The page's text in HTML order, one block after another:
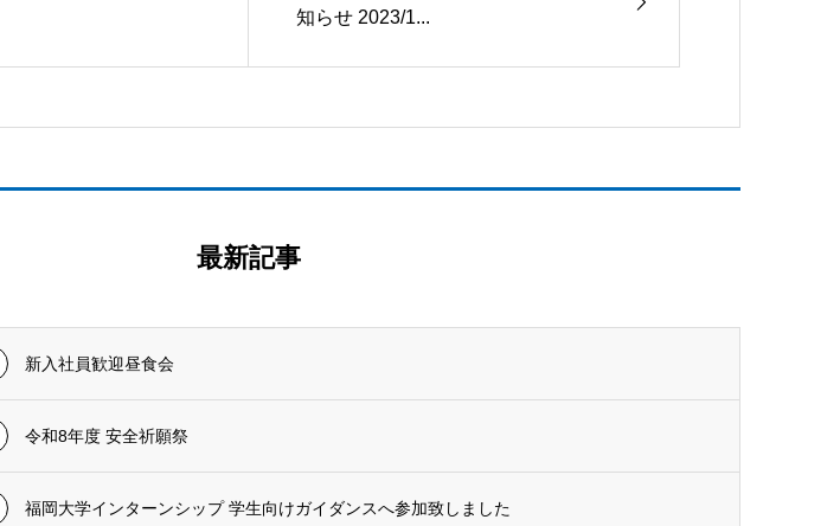
知らせ 2023/1...
最新記事
新入社員歓迎昼食会
令和8年度 安全祈願祭
福岡大学インターンシップ 学生向けガイダンスへ参加致しました